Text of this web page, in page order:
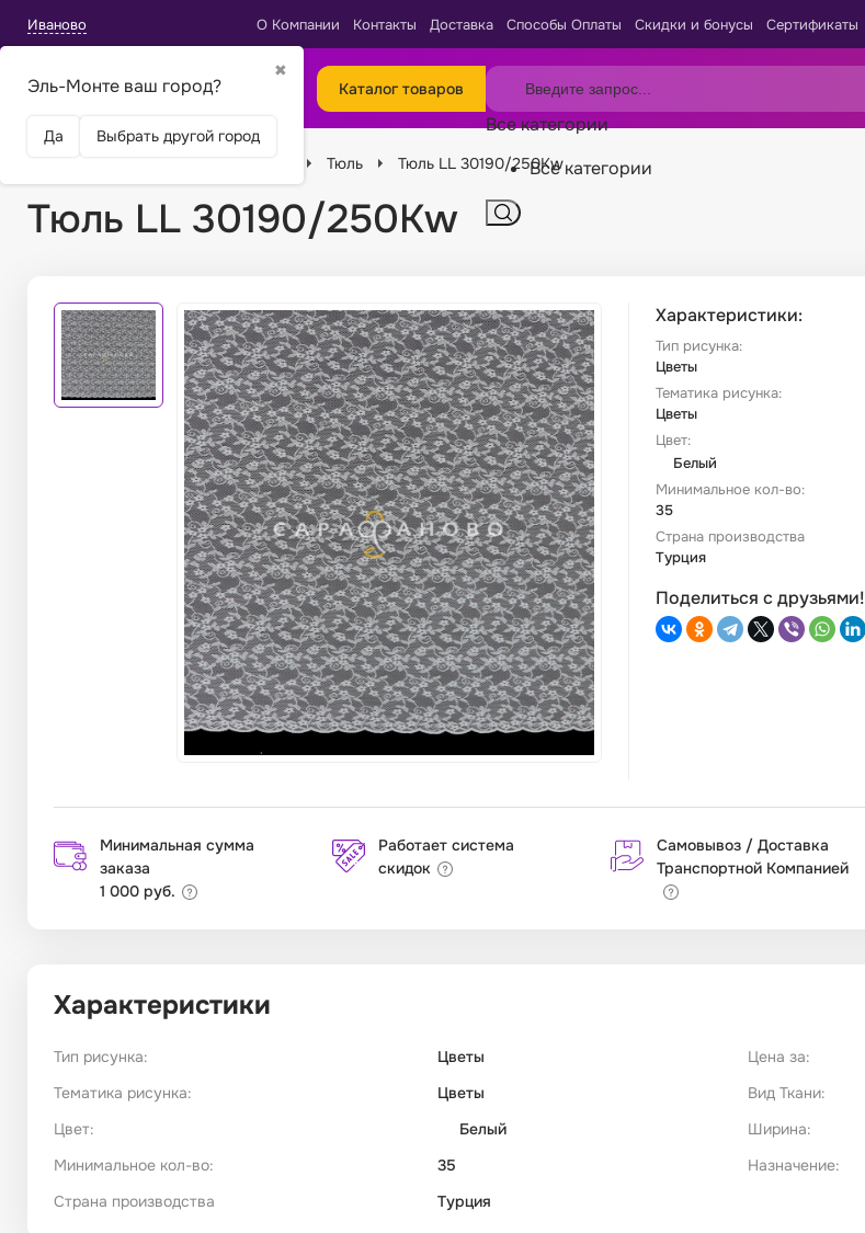
Иваново
✖
Эль-Монте ваш город?
Да Выбрать другой город
О Компании Контакты Доставка Способы Оплаты Скидки и бонусы Сертификаты
Каталог товаров
Все категории
Все категории
Тюль Тюль LL 30190/250Kw
Тюль LL 30190/250Kw
Характеристики:
Тип рисунка:
Цветы
Тематика рисунка:
Цветы
Цвет:
Белый
Минимальное кол-во:
35
Страна производства
Турция
Поделиться с друзьями!
Минимальная сумма
заказа
1 000 руб.
Работает система
скидок
Самовывоз / Доставка
Транспортной Компанией
Характеристики
Тип рисунка:
Цветы
Тематика рисунка:
Цветы
Цвет:
Белый
Минимальное кол-во:
35
Страна производства
Турция
Цена за:
Вид Ткани:
Ширина:
Назначение: